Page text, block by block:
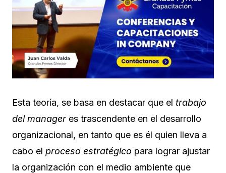
Esta teoría, se basa en destacar que el trabajo
del manageres trascendente en el desarrollo
organizacional, en tanto que es él quien lleva a
cabo el proceso estratégico para lograr ajustar
la organización con el medio ambiente que